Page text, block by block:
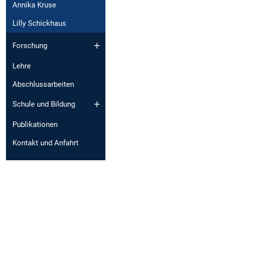
Annika Kruse
Lilly Schickhaus
Forschung
Lehre
Abschlussarbeiten
Schule und Bildung
Publikationen
Kontakt und Anfahrt